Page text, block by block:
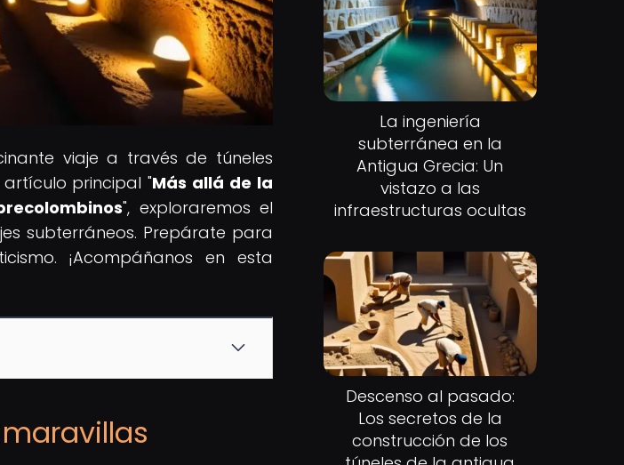
viaje a través de túneles
principal "Más allá de la
", exploraremos el
subterráneos. Prepárate para
¡Acompáñanos en esta
La ingeniería
subterránea en la
Antigua Grecia: Un
vistazo a las
infraestructuras ocultas
Descenso al pasado:
Los secretos de la
construcción de los